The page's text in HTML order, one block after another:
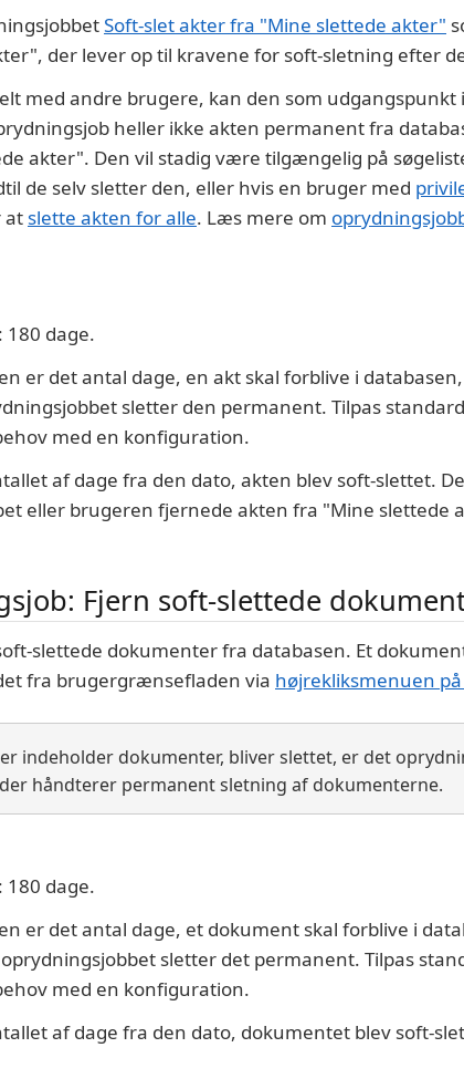
Soft-slet akter fra "Mine slettede akter"
der lever op til kravene for soft-sletning efter
med andre brugere, kan den som udgangspunkt
heller ikke akten permanent fra
akter". Den vil stadig være tilgængelig på
de selv sletter den, eller hvis en bruger med
at slette akten for alle. Læs mere om
dage.
er det antal dage, en akt skal forblive i
sletter den permanent. Tilpas
med en konfiguration.
af dage fra den dato, akten blev soft-slettet.
eller brugeren fjernede akten fra "Mine slettede
Fjern soft-slettede
slettede dokumenter fra databasen. Et
fra brugergrænsefladen via højrekliksmenuen
indeholder dokumenter, bliver slettet, er det
håndterer permanent sletning af dokumenterne.
dage.
er det antal dage, et dokument skal forblive i
sletter det permanent. Tilpas
med en konfiguration.
af dage fra den dato, dokumentet blev soft-